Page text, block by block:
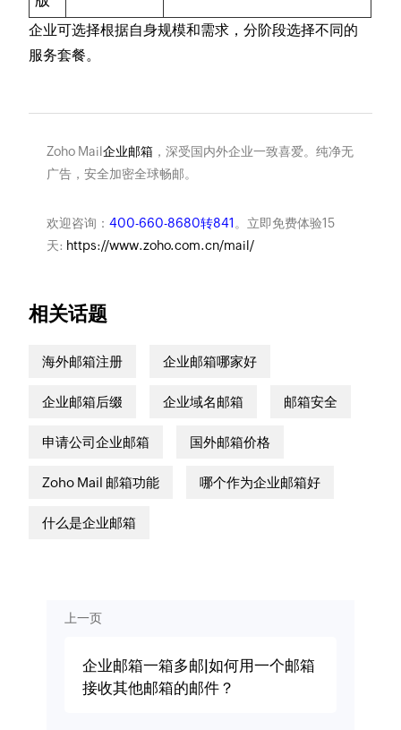
企业可选择根据自身规模和需求，分阶段选择不同的
服务套餐。
Zoho Mail企业邮箱，深受国内外企业一致喜爱。纯净无
广告，安全加密全球畅邮。
欢迎咨询： 400-660-8680转841 。立即免费体验15
天: https://www.zoho.com.cn/mail/
相关话题
海外邮箱注册 企业邮箱哪家好
企业邮箱后缀 企业域名邮箱 邮箱安全
申请公司企业邮箱 国外邮箱价格
Zoho Mail 邮箱功能 哪个作为企业邮箱好
什么是企业邮箱
上一页
企业邮箱一箱多邮|如何用一个邮箱
接收其他邮箱的邮件？